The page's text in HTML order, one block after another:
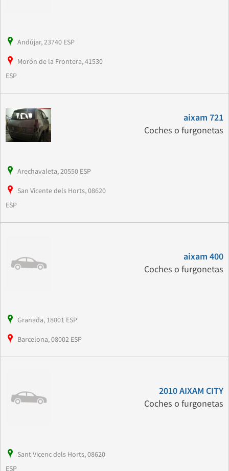
Andújar, 23740 ESP
Morón de la Frontera, 41530
ESP
aixam 721
Coches o furgonetas
Arechavaleta, 20550 ESP
San Vicente dels Horts, 08620
ESP
aixam 400
Coches o furgonetas
Granada, 18001 ESP
Barcelona, 08002 ESP
2010 AIXAM CITY
Coches o furgonetas
Sant Vicenc dels Horts, 08620
ESP